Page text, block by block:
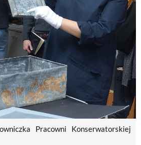
Pracowni Konserwatorskiej